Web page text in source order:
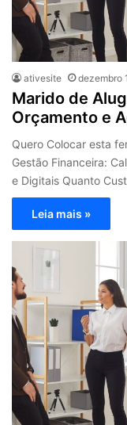
ativesite dezembro
Marido de
Orçamento e
Quero Colocar esta
Gestão Financeira:
e Digitais Quanto
Leia mais »